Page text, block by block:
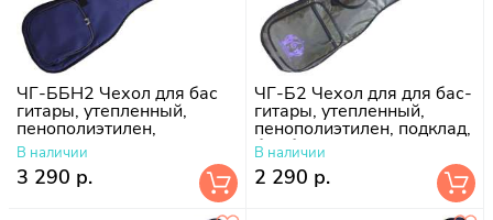
ЧГ-ББН2 Чехол для бас
гитары, утепленный,
пенополиэтилен,
поролон-10 мм, подклад
болонь
В наличии
3 290 р.
ЧГ-Б2 Чехол для для бас-
гитары, утепленный,
пенополиэтилен, подклад,
без борта
В наличии
2 290 р.